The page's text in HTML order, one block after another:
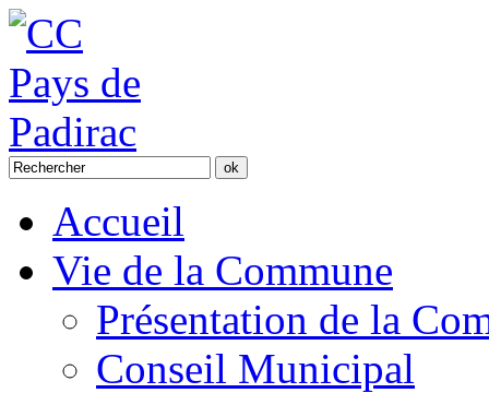
Accueil
Vie de la Commune
Présentation de la
Conseil Municipal